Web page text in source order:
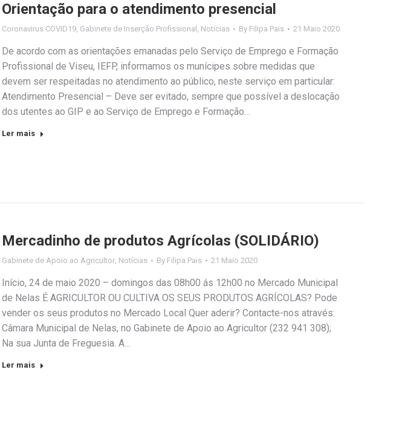
Orientação para o atendimento presencial
Coronavirus COVID19, Gabinete de Inserção Profissional , Notícias By Filipa Pais 21 Maio 2020
De acordo com as orientações emanadas pelo Serviço de Emprego e Formação
Profissional de Viseu, IEFP, informamos os munícipes sobre medidas que
devem ser respeitadas no atendimento ao público, neste serviço em particular:
Atendimento Presencial – Deve ser evitado, sempre que possível a deslocação
dos utentes ao GIP e ao Serviço de Emprego e Formação…
Ler mais
Mercadinho de produtos Agrícolas (SOLIDÁRIO)
Gabinete de Apoio ao Agricultor Notícias By Filipa Pais 21 Maio 2020
Início, 24 de maio 2020 – domingos das 08h00 ás 12h00 no Mercado Municipal
de Nelas É AGRICULTOR OU CULTIVA OS SEUS PRODUTOS AGRÍCOLAS? Pode
vender os seus produtos no Mercado Local Quer aderir? Contacte-nos através:
Câmara Municipal de Nelas, no Gabinete de Apoio ao Agricultor (232 941 308);
Na sua Junta de Freguesia. A…
Ler mais